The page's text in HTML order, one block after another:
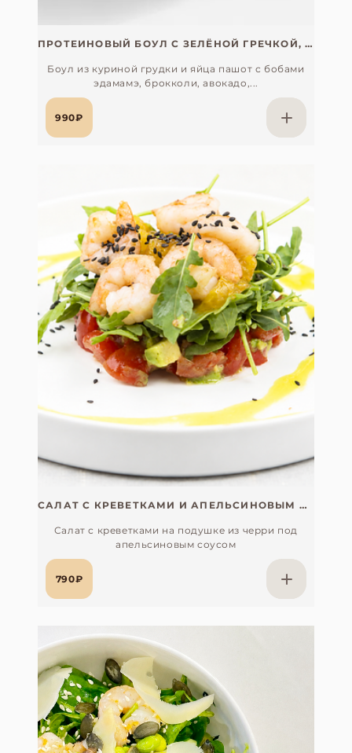
ПРОТЕИНОВЫЙ БОУЛ С ЗЕЛЁНОЙ ГРЕЧКОЙ, ЭДАМАМЭ И КУРИНОЙ ГРУДКОЙ
Боул из куриной грудки и яйца пашот с бобами
эдамамэ, брокколи, авокадо,...
990₽
САЛАТ С КРЕВЕТКАМИ И АПЕЛЬСИНОВЫМ СОУСОМ
Салат с креветками на подушке из черри под
апельсиновым соусом
790₽